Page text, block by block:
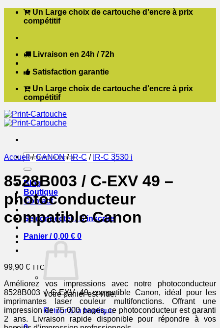
Passer Un Large choix de cartouche d'encre à prix
compétitif
Livraison en 24h / 72h
Satisfaction garantie
Un Large choix de cartouche d'encre à prix
compétitif
Recherche
pour :
Blog
Boutique
Contact
Se connecter / S’inscrire
Panier /0,00 € 0
Votre panier est vide.
Retour à la boutique
Accueil / CANON / IR-C / IR-C 3530 i
8528B003 / C-EXV 49 –
photoconducteur
compatible Canon
99,90 € TTC
Améliorez vos impressions avec notre photoconducteur
8528B003 / C-EXV 49 compatible Canon, idéal pour les
imprimantes laser couleur multifonctions. Offrant une
impression de 75 000 pages, ce photoconducteur est garanti
2 ans. Livraison rapide disponible pour répondre à vos